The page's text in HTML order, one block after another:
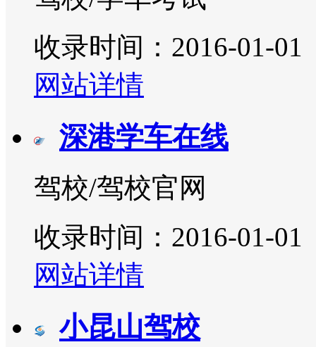
收录时间：2016-01-01
网站详情
深港学车在线
驾校/驾校官网
收录时间：2016-01-01
网站详情
小昆山驾校